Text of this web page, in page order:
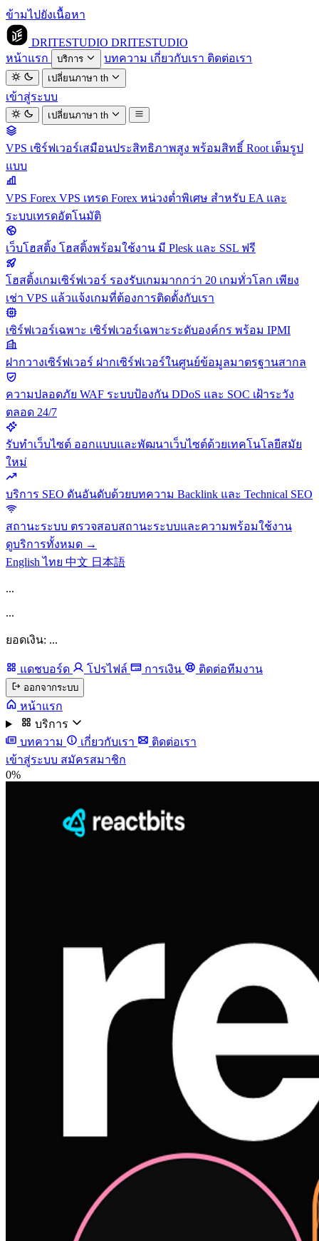
ข้ามไปยังเนื้อหา
DRITESTUDIO DRITESTUDIO
หน้าแรก
บริการ บทความ เกี่ยวกับเรา ติดต่อเรา
เปลี่ยนภาษาth
เข้าสู่ระบบ
เปลี่ยนภาษาth
VPS เซิร์ฟเวอร์เสมือนประสิทธิภาพสูง พร้อมสิทธิ์ Root เต็มรูป
แบบ
VPS Forex VPS เทรด Forex หน่วงต่ำพิเศษ สำหรับ EA และ
ระบบเทรดอัตโนมัติ
เว็บโฮสติ้ง โฮสติ้งพร้อมใช้งาน มี Plesk และ SSL ฟรี
โฮสติ้งเกมเซิร์ฟเวอร์ รองรับเกมมากกว่า 20 เกมทั่วโลก เพียง
เช่า VPS แล้วแจ้งเกมที่ต้องการติดตั้งกับเรา
เซิร์ฟเวอร์เฉพาะ เซิร์ฟเวอร์เฉพาะระดับองค์กร พร้อม IPMI
ฝากวางเซิร์ฟเวอร์ ฝากเซิร์ฟเวอร์ในศูนย์ข้อมูลมาตรฐานสากล
ความปลอดภัย WAF ระบบป้องกัน DDoS และ SOC เฝ้าระวัง
ตลอด 24/7
รับทำเว็บไซต์ ออกแบบและพัฒนาเว็บไซต์ด้วยเทคโนโลยีสมัย
ใหม่
บริการ SEO ดันอันดับด้วยบทความ Backlink และ Technical SEO
สถานะระบบ ตรวจสอบสถานะระบบและความพร้อมใช้งาน
ดูบริการทั้งหมด →
Englishไทย 中文 日本語
...
...
ยอดเงิน: ...
แดชบอร์ด โปรไฟล์ การเงิน ติดต่อทีมงาน
ออกจากระบบ
หน้าแรก
บริการ
บทความ
เกี่ยวกับเรา
ติดต่อเรา
เข้าสู่ระบบ สมัครสมาชิก
0%